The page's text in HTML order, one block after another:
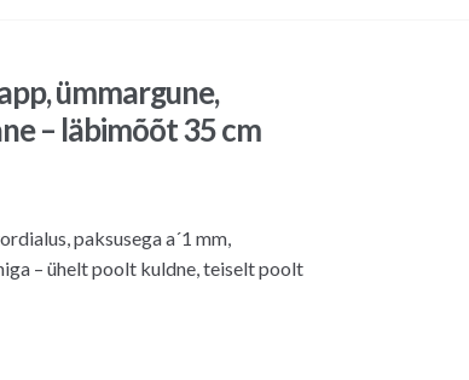
ümmargune,
– läbimõõt 35 cm
paksusega a´1 mm,
– ühelt poolt kuldne, teiselt poolt